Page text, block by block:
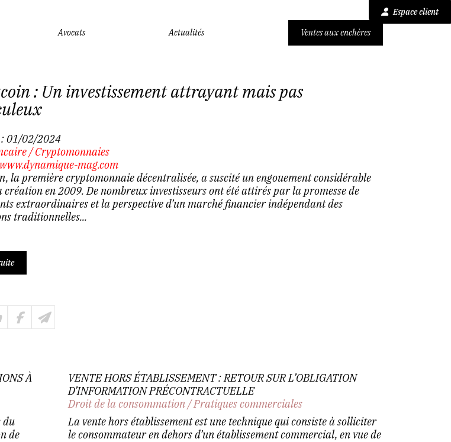
Espace client
Avocats Actualités Ventes aux enchères
: Un investissement attrayant mais pas
01/02/2024
/Cryptomonnaies
www.dynamique-mag.com
la première cryptomonnaie décentralisée, a suscité un engouement considérable
création en 2009. De nombreux investisseurs ont été attirés par la promesse de
extraordinaires et la perspective d’un marché financier indépendant des
traditionnelles...
À
du
de
VENTE HORS ÉTABLISSEMENT : RETOUR SUR L’OBLIGATION
D’INFORMATION PRÉCONTRACTUELLE
Droit de la consommation/Pratiques commerciales
La vente hors établissement est une technique qui consiste à solliciter
le consommateur en dehors d’un établissement commercial, en vue de